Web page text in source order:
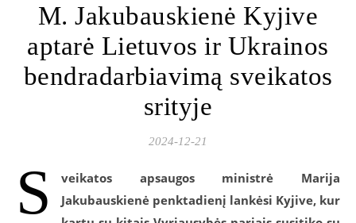
M. Jakubauskienė Kyjive
aptarė Lietuvos ir Ukrainos
bendradarbiavimą sveikatos
srityje
2024-12-21
S
veikatos apsaugos ministrė Marija
Jakubauskienė penktadienį lankėsi Kyjive, kur